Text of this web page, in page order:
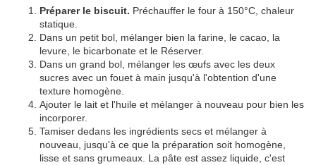
Préparer le biscuit. Préchauffer le four à 150°C, chaleur
statique.
Dans un petit bol, mélanger bien la farine, le cacao, la
levure, le bicarbonate et le Réserver.
Dans un grand bol, mélanger les œufs avec les deux
sucres avec un fouet à main jusqu'à l'obtention d'une
texture homogène.
Ajouter le lait et l'huile et mélanger à nouveau pour bien les
incorporer.
Tamiser dedans les ingrédients secs et mélanger à
nouveau, jusqu'à ce que la préparation soit homogène,
lisse et sans grumeaux. La pâte est assez liquide, c'est